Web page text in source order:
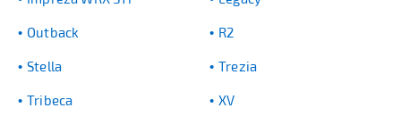
Outback R2
Stella Trezia
Tribeca XV